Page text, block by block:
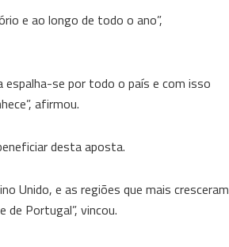
e ao longo de todo o ano”,
espalha-se por todo o país e com isso
afirmou.
desta aposta.
Unido, e as regiões que mais cresceram
Portugal”, vincou.